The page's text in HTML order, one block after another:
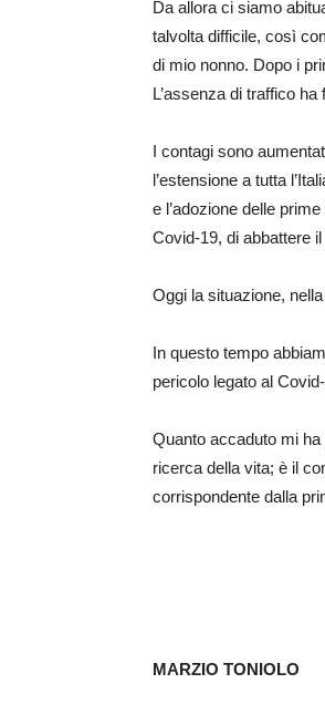
Da allora ci siamo
talvolta difficile, così
di mio nonno. Dopo i
L’assenza di traffico
I contagi sono
l’estensione a tutta
e l’adozione delle
Covid-19, di abbattere
Oggi la situazione,
In questo tempo
pericolo legato al
Quanto accaduto mi
ricerca della vita; è il
corrispondente dalla
MARZIO TONIOLO